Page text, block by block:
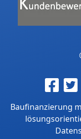
Baufinanzierung